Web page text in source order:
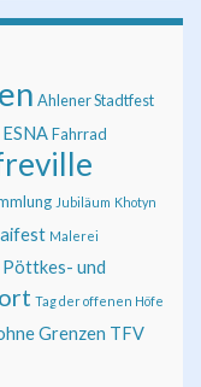
Ahlener Stadtfest
ESNAFahrrad
Jubiläum Khotyn
Malerei
Pöttkes- und
Tag der offenen Höfe
Grenzen TFV